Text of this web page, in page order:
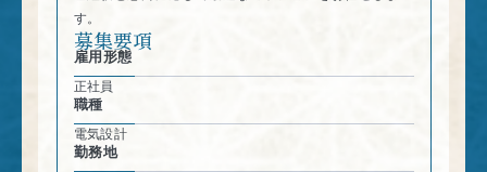
す。
募集要項
雇用形態
正社員
職種
電気設計
勤務地